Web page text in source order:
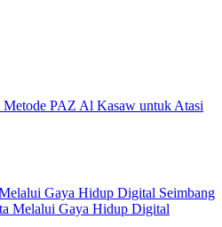
PAZ Al Kasaw untuk Atasi
Gaya Hidup Digital Seimbang